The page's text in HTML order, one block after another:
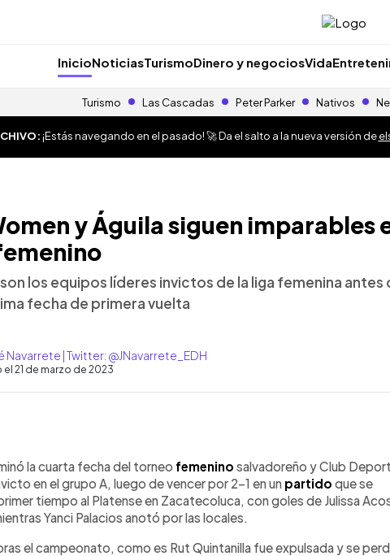
InicioNoticiasTurismoDinero y negociosVida
Turismo Las Cascadas Peter Parker Nativos
¡Estás navegando en el pasado! 🚀 Da el salto a la nueva versión de
y Águila siguen imparables
son los equipos líderes invictos de la liga femenina antes
fecha de primera vuelta
Navarrete | Twitter: @JNavarrete_EDH
21 de marzo de 2023
artículo
la cuarta fecha del torneo femenino salvadoreño y Club
en el grupo A, luego de vencer por 2-1 en un partido que se
tiempo al Platense en Zacatecoluca, con goles de Julissa
Yanci Palacios anotó por las locales.
el campeonato, como es Rut Quintanilla fue expulsada y se